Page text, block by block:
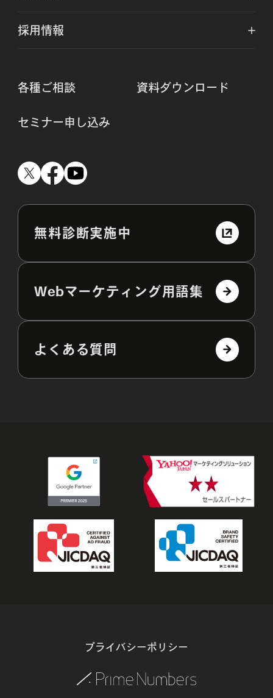
採用情報
各種ご相談 資料ダウンロード
セミナー申し込み
無料診断実施中
Webマーケティング用語集
よくある質問
プライバシーポリシー